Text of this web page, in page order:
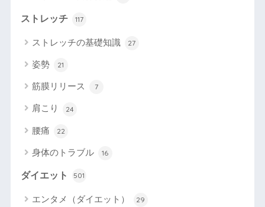
ストレッチ 117
ストレッチの基礎知識 27
姿勢 21
筋膜リリース 7
肩こり 24
腰痛 22
身体のトラブル 16
ダイエット 501
エンタメ（ダイエット） 29